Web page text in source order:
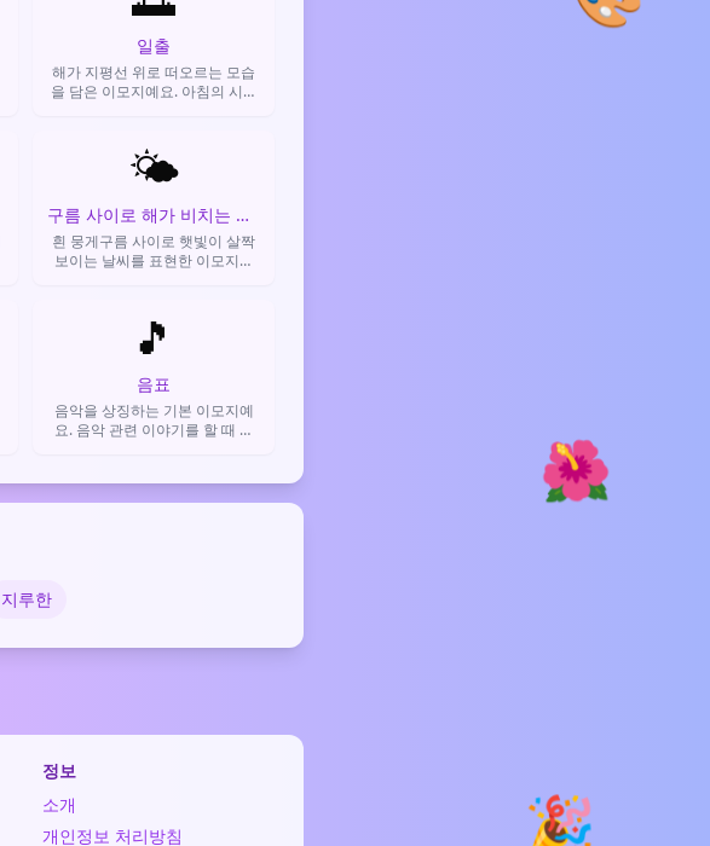
🌺
🎉
일출
해가 지평선 위로 떠오르는 모습
을 담은 이모지예요. 아침의 시작
용해요.
🌤️
구름 사이로 해가 비치는 날씨
흰 뭉게구름 사이로 햇빛이 살짝
보이는 날씨를 표현한 이모지예
해요.
🎵
음표
음악을 상징하는 기본 이모지예
요. 음악 관련 이야기를 할 때 자
지루한
정보
소개
개인정보 처리방침